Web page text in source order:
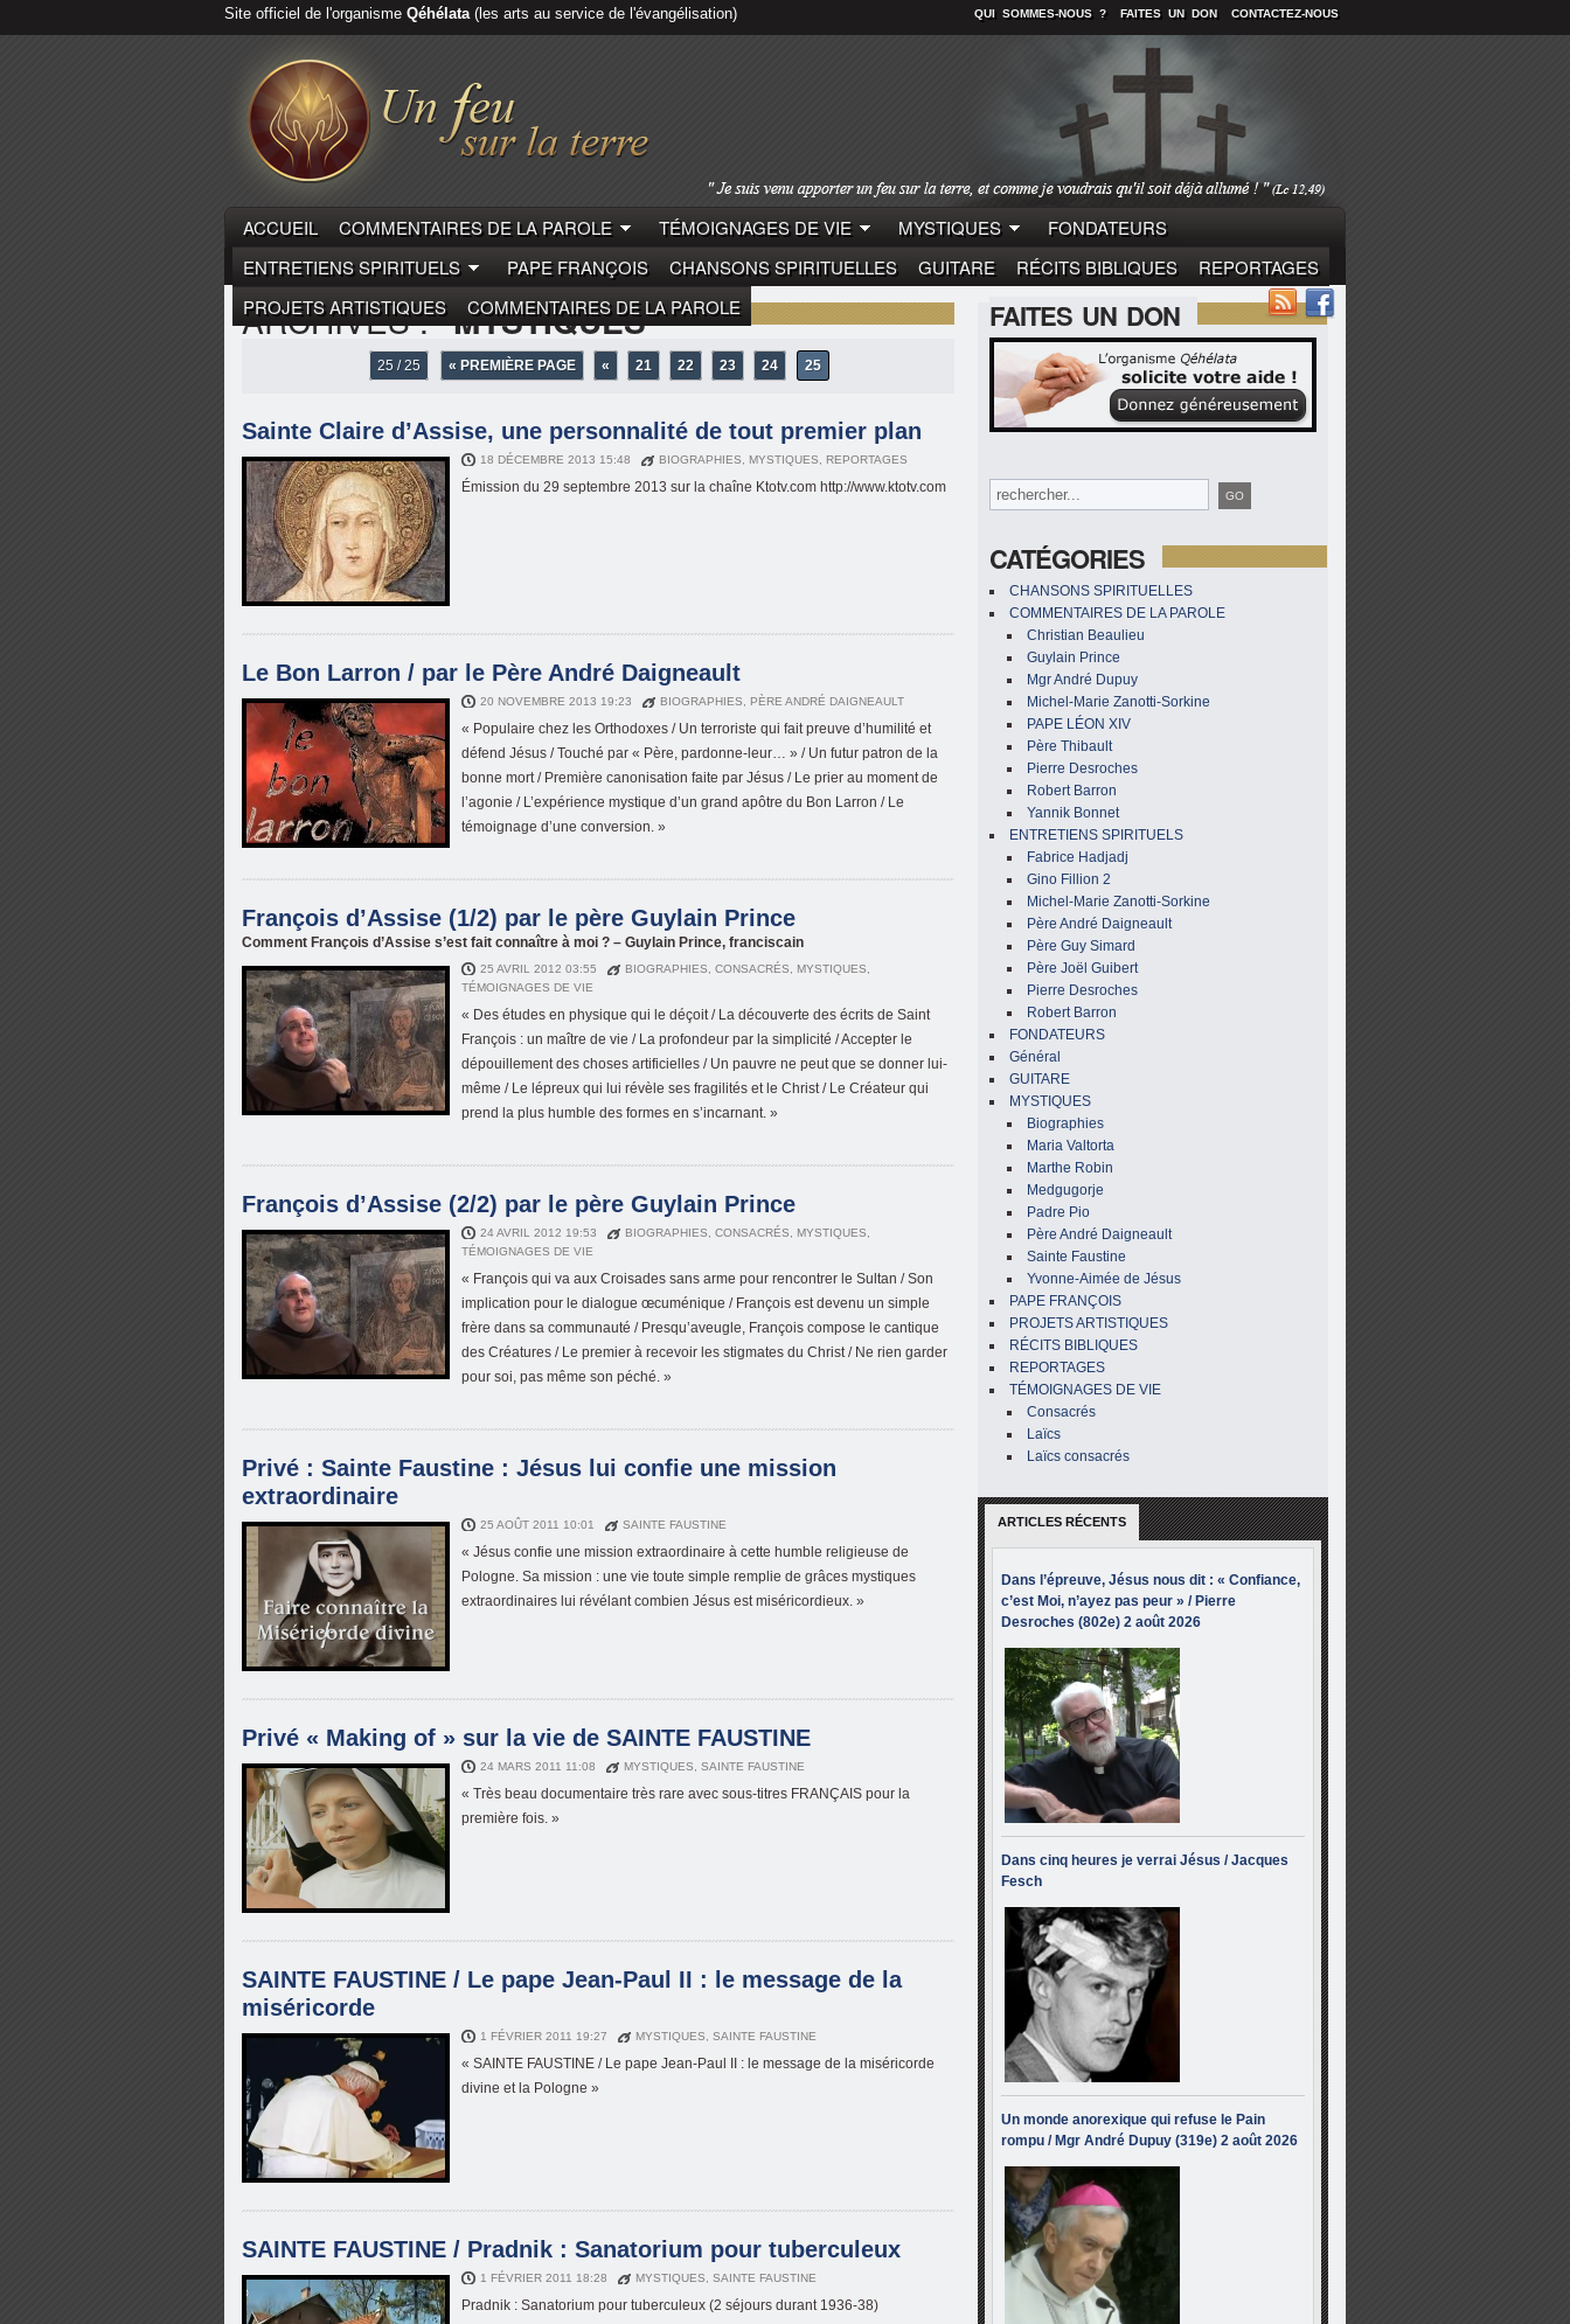
Site officiel de l'organisme Qéhélata(les arts au service de l'évangélisation) QUI SOMMES-NOUS ? FAITES UN DON CONTACTEZ-NOUS
ACCUEIL COMMENTAIRES DE LA PAROLE TÉMOIGNAGES DE VIE MYSTIQUES
FONDATEURS
ENTRETIENS SPIRITUELS
PAPE FRANÇOIS CHANSONS SPIRITUELLES GUITARE RÉCITS BIBLIQUES
REPORTAGES
PROJETS ARTISTIQUES
COMMENTAIRES DE LA PAROLE FAITES UN DON
CATÉGORIES
CHANSONS SPIRITUELLES
COMMENTAIRES DE LA PAROLE
Christian Beaulieu
Guylain Prince
Mgr André Dupuy
Michel-Marie Zanotti-Sorkine
PAPE LÉON XIV
Père Thibault
Pierre Desroches
Robert Barron
Yannik Bonnet
ENTRETIENS SPIRITUELS
Fabrice Hadjadj
Gino Fillion 2
Michel-Marie Zanotti-Sorkine
Père André Daigneault
Père Guy Simard
Père Joël Guibert
Pierre Desroches
Robert Barron
FONDATEURS
Général
GUITARE
MYSTIQUES
Biographies
Maria Valtorta
Marthe Robin
Medgugorje
Padre Pio
Père André Daigneault
Sainte Faustine
Yvonne-Aimée de Jésus
PAPE FRANÇOIS
PROJETS ARTISTIQUES
RÉCITS BIBLIQUES
REPORTAGES
TÉMOIGNAGES DE VIE
Consacrés
Laïcs
Laïcs consacrés
ARTICLES RÉCENTS
Dans l’épreuve, Jésus nous dit : « Confiance,
c’est Moi, n’ayez pas peur » / Pierre
Desroches (802e) 2 août 2026
Dans cinq heures je verrai Jésus / Jacques
Fesch
Un monde anorexique qui refuse le Pain
rompu / Mgr André Dupuy (319e) 2 août 2026
ARCHIVES :"MYSTIQUES"
25 / 25 « PREMIÈRE PAGE « 21 22 23 24 25
Sainte Claire d’Assise, une personnalité de tout premier plan
18 DÉCEMBRE 2013 15:48 BIOGRAPHIES MYSTIQUES REPORTAGES
Émission du 29 septembre 2013 sur la chaîne Ktotv.com http://www.ktotv.com
Le Bon Larron / par le Père André Daigneault
20 NOVEMBRE 2013 19:23 BIOGRAPHIES PÈRE ANDRÉ DAIGNEAULT
« Populaire chez les Orthodoxes / Un terroriste qui fait preuve d’humilité et
défend Jésus / Touché par « Père, pardonne-leur… » / Un futur patron de la
bonne mort / Première canonisation faite par Jésus / Le prier au moment de
l’agonie / L’expérience mystique d’un grand apôtre du Bon Larron / Le
témoignage d’une conversion. »
François d’Assise (1/2) par le père Guylain Prince
Comment François d’Assise s’est fait connaître à moi ? – Guylain Prince, franciscain
25 AVRIL 2012 03:55 BIOGRAPHIES CONSACRÉS MYSTIQUES
TÉMOIGNAGES DE VIE
« Des études en physique qui le déçoit / La découverte des écrits de Saint
François : un maître de vie / La profondeur par la simplicité / Accepter le
dépouillement des choses artificielles / Un pauvre ne peut que se donner lui-
même / Le lépreux qui lui révèle ses fragilités et le Christ / Le Créateur qui
prend la plus humble des formes en s’incarnant. »
François d’Assise (2/2) par le père Guylain Prince
24 AVRIL 2012 19:53 BIOGRAPHIES CONSACRÉS MYSTIQUES
TÉMOIGNAGES DE VIE
« François qui va aux Croisades sans arme pour rencontrer le Sultan / Son
implication pour le dialogue œcuménique / François est devenu un simple
frère dans sa communauté / Presqu’aveugle, François compose le cantique
des Créatures / Le premier à recevoir les stigmates du Christ / Ne rien garder
pour soi, pas même son péché. »
Privé : Sainte Faustine : Jésus lui confie une mission
extraordinaire
25 AOÛT 2011 10:01 SAINTE FAUSTINE
« Jésus confie une mission extraordinaire à cette humble religieuse de
Pologne. Sa mission : une vie toute simple remplie de grâces mystiques
extraordinaires lui révélant combien Jésus est miséricordieux. »
Privé « Making of » sur la vie de SAINTE FAUSTINE
24 MARS 2011 11:08 MYSTIQUES SAINTE FAUSTINE
« Très beau documentaire très rare avec sous-titres FRANÇAIS pour la
première fois. »
SAINTE FAUSTINE / Le pape Jean-Paul II : le message de la
miséricorde
1 FÉVRIER 2011 19:27 MYSTIQUES SAINTE FAUSTINE
« SAINTE FAUSTINE / Le pape Jean-Paul II : le message de la miséricorde
divine et la Pologne »
SAINTE FAUSTINE / Pradnik : Sanatorium pour tuberculeux
1 FÉVRIER 2011 18:28 MYSTIQUES SAINTE FAUSTINE
Pradnik : Sanatorium pour tuberculeux (2 séjours durant 1936-38)